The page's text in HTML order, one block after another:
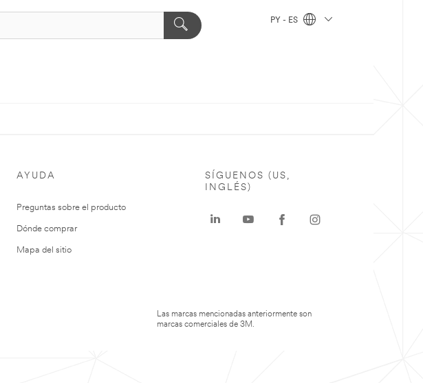
PY - ES
AYUDA
Preguntas sobre el producto
Dónde comprar
Mapa del sitio
SÍGUENOS (US,
INGLÉS)
Las marcas mencionadas anteriormente son
marcas comerciales de 3M.